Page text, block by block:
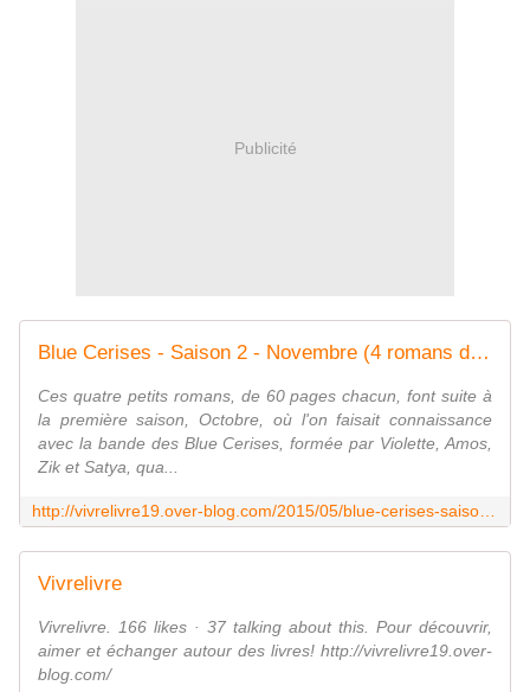
Publicité
Blue Cerises - Saison 2 - Novembre (4 romans dès 14 ans)
Ces quatre petits romans, de 60 pages chacun, font suite à
la première saison, Octobre, où l'on faisait connaissance
avec la bande des Blue Cerises, formée par Violette, Amos,
Zik et Satya, qua...
Vivrelivre
Vivrelivre. 166 likes · 37 talking about this. Pour découvrir,
aimer et échanger autour des livres! http://vivrelivre19.over-
blog.com/